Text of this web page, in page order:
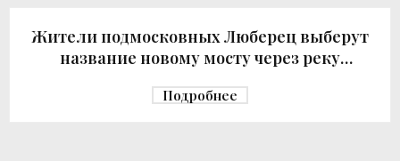
Жители подмосковных Люберец выберут
название новому мосту через реку
Подробнее